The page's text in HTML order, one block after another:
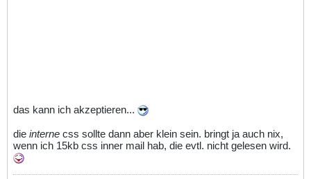
das kann ich akzeptieren...
die interne css sollte dann aber klein sein. bringt ja auch nix,
wenn ich 15kb css inner mail hab, die evtl. nicht gelesen wird.